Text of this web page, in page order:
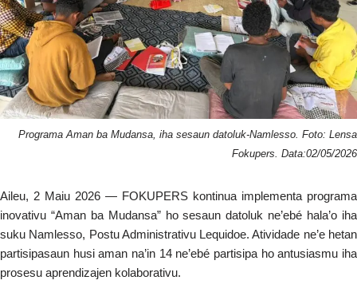
Programa Aman ba Mudansa, iha sesaun datoluk-Namlesso. Foto: Lensa
Fokupers. Data:02/05/2026
Aileu, 2 Maiu 2026 — FOKUPERS kontinua implementa programa
inovativu “Aman ba Mudansa” ho sesaun datoluk ne’ebé hala’o iha
suku Namlesso, Postu Administrativu Lequidoe. Atividade ne’e hetan
partisipasaun husi aman na’in 14 ne’ebé partisipa ho antusiasmu iha
prosesu aprendizajen kolaborativu.